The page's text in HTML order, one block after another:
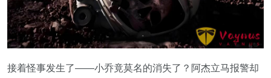
接着怪事发生了——小乔竟莫名的消失了？阿杰立马报警却